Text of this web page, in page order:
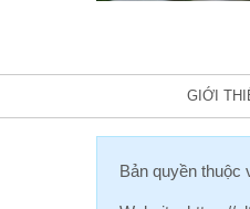
GIỚI
Bản quyền thuộc